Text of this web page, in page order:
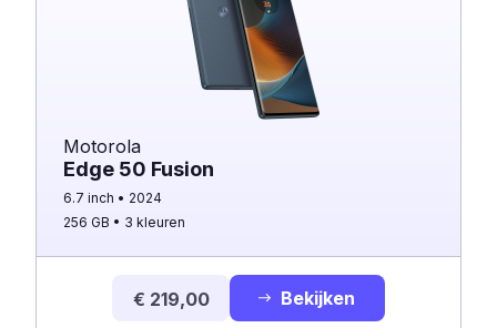
Motorola
Edge 50 Fusion
6.7 inch
2024
256 GB
3 kleuren
€ 219,00 Bekijken